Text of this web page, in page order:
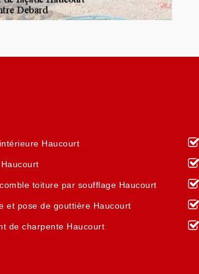
Haucourt
toiture par soufflage Haucourt
et pose de gouttière Haucourt
de charpente Haucourt